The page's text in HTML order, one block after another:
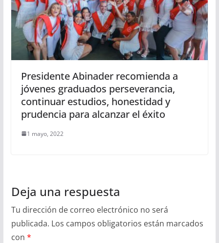
Presidente Abinader recomienda a
jóvenes graduados perseverancia,
continuar estudios, honestidad y
prudencia para alcanzar el éxito
1 mayo, 2022
Deja una respuesta
Tu dirección de correo electrónico no será
publicada. Los campos obligatorios están marcados
con *